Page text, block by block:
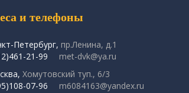
и телефоны
Петербург, пр.Ленина, д.1
21-99
met-dvk@ya.ru
Хомутовский туп., 6/3
07-96
m6084163@yandex.ru